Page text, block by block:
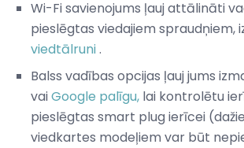
Wi-Fi savienojums ļauj attālināti
pieslēgtas viedajiem spraudņiem,
viedtālruni.
Balss vadības opcijas ļauj jums
vaiGoogle palīgu, lai kontrolētu
pieslēgtas smart plug ierīcei
viedkartes modeļiem var būt